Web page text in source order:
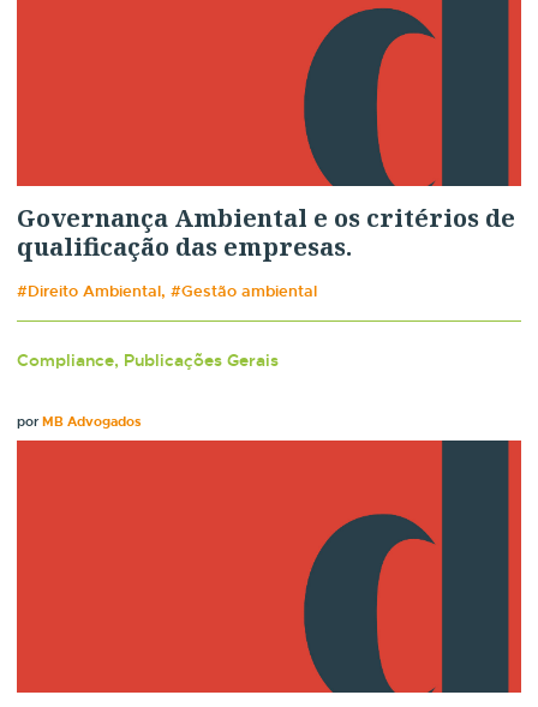
Governança Ambiental e os critérios de
qualificação das empresas.
#Direito Ambiental, #Gestão ambiental
Compliance, Publicações Gerais
porMB Advogados